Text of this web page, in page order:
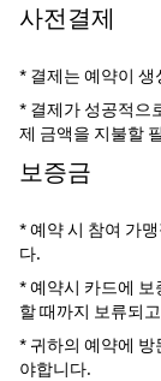
사전결제
* 결제는 예약이
* 결제가 성공적으
제 금액을 지불할
보증금
* 예약 시 참여 가
다.
* 예약시 카드에
할 때까지 보류되
* 귀하의 예약에 방
야합니다.